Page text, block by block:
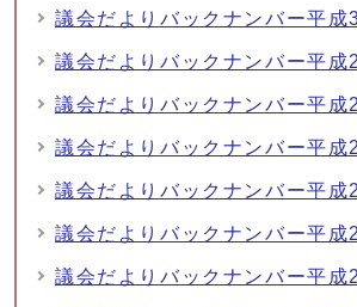
議会だよりバックナンバー平成
議会だよりバックナンバー平成
議会だよりバックナンバー平成
議会だよりバックナンバー平成
議会だよりバックナンバー平成
議会だよりバックナンバー平成
議会だよりバックナンバー平成